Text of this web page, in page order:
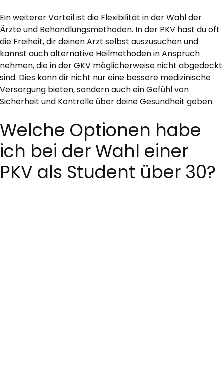
Ein weiterer Vorteil ist die Flexibilität in der Wahl der
Ärzte und Behandlungsmethoden. In der PKV hast du oft
die Freiheit, dir deinen Arzt selbst auszusuchen und
kannst auch alternative Heilmethoden in Anspruch
nehmen, die in der GKV möglicherweise nicht abgedeckt
sind. Dies kann dir nicht nur eine bessere medizinische
Versorgung bieten, sondern auch ein Gefühl von
Sicherheit und Kontrolle über deine Gesundheit geben.
Welche Optionen habe
ich bei der Wahl einer
PKV als Student über 30?